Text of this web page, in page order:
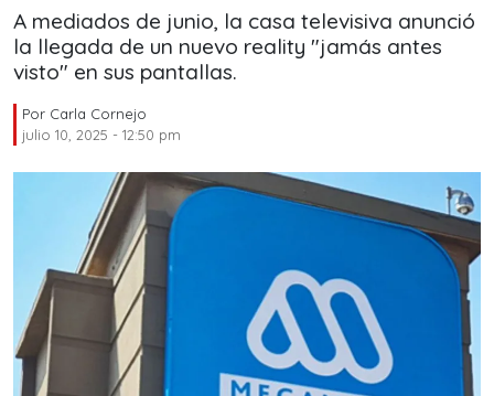
A mediados de junio, la casa televisiva anunció
la llegada de un nuevo reality "jamás antes
visto" en sus pantallas.
Por Carla Cornejo
julio 10, 2025 - 12:50 pm